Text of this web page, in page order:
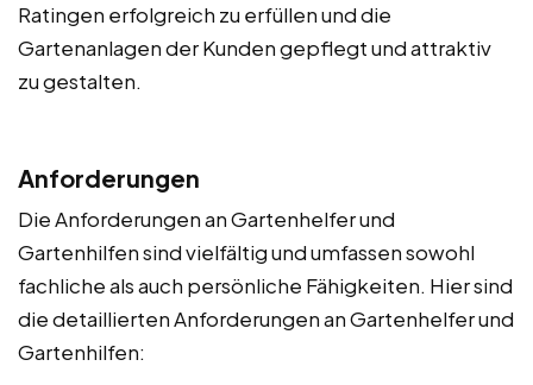
Ratingen erfolgreich zu erfüllen und die
Gartenanlagen der Kunden gepflegt und attraktiv
zu gestalten.
Anforderungen
Die Anforderungen an Gartenhelfer und
Gartenhilfen sind vielfältig und umfassen sowohl
fachliche als auch persönliche Fähigkeiten. Hier sind
die detaillierten Anforderungen an Gartenhelfer und
Gartenhilfen: